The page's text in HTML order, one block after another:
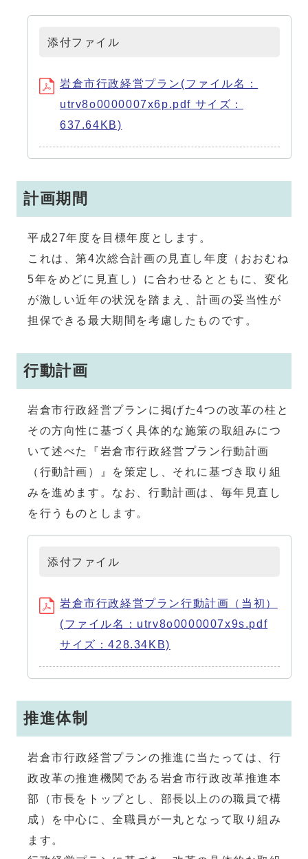
添付ファイル
岩倉市行政経営プラン(ファイル名：
utrv8o0000007x6p.pdf サイズ：
637.64KB)
計画期間
平成27年度を目標年度とします。
これは、第4次総合計画の見直し年度（おおむね
5年をめどに見直し）に合わせるとともに、変化
が激しい近年の状況を踏まえ、計画の妥当性が
担保できる最大期間を考慮したものです。
行動計画
岩倉市行政経営プランに掲げた4つの改革の柱と
その方向性に基づく具体的な施策の取組みにつ
いて述べた『岩倉市行政経営プラン行動計画
（行動計画）』を策定し、それに基づき取り組
みを進めます。なお、行動計画は、毎年見直し
を行うものとします。
添付ファイル
岩倉市行政経営プラン行動計画（当初）
(ファイル名：utrv8o0000007x9s.pdf
サイズ：428.34KB)
推進体制
岩倉市行政経営プランの推進に当たっては、行
政改革の推進機関である岩倉市行政改革推進本
部（市長をトップとし、部長以上のの職員で構
成）を中心に、全職員が一丸となって取り組み
ます。